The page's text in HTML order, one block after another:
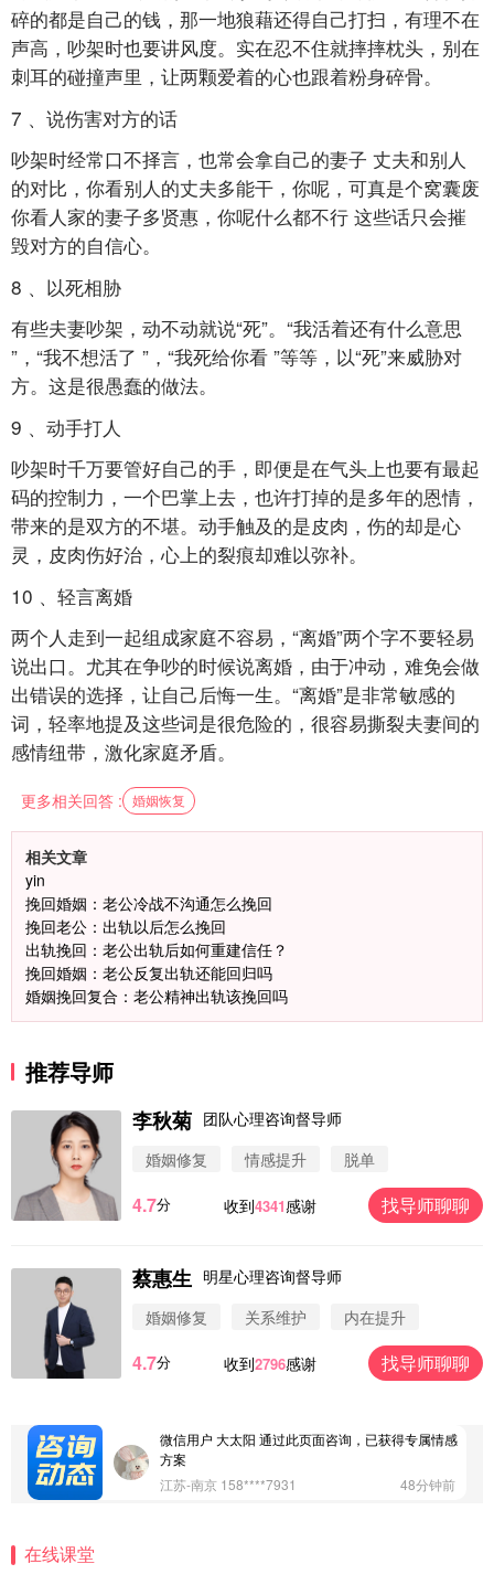
碎的都是自己的钱，那一地狼藉还得自己打扫，有理不在
声高，吵架时也要讲风度。实在忍不住就摔摔枕头，别在
刺耳的碰撞声里，让两颗爱着的心也跟着粉身碎骨。
7 、说伤害对方的话
吵架时经常口不择言，也常会拿自己的妻子 丈夫和别人
的对比，你看别人的丈夫多能干，你呢，可真是个窝囊废
你看人家的妻子多贤惠，你呢什么都不行 这些话只会摧
毁对方的自信心。
8 、以死相胁
有些夫妻吵架，动不动就说“死”。“我活着还有什么意思
”，“我不想活了 ”，“我死给你看 ”等等，以“死”来威胁对
方。这是很愚蠢的做法。
9 、动手打人
吵架时千万要管好自己的手，即便是在气头上也要有最起
码的控制力，一个巴掌上去，也许打掉的是多年的恩情，
带来的是双方的不堪。动手触及的是皮肉，伤的却是心
灵，皮肉伤好治，心上的裂痕却难以弥补。
10 、轻言离婚
两个人走到一起组成家庭不容易，“离婚”两个字不要轻易
说出口。尤其在争吵的时候说离婚，由于冲动，难免会做
出错误的选择，让自己后悔一生。“离婚”是非常敏感的
词，轻率地提及这些词是很危险的，很容易撕裂夫妻间的
感情纽带，激化家庭矛盾。
更多相关回答 : 婚姻恢复
相关文章
yin
挽回婚姻：老公冷战不沟通怎么挽回
挽回老公：出轨以后怎么挽回
出轨挽回：老公出轨后如何重建信任？
挽回婚姻：老公反复出轨还能回归吗
婚姻挽回复合：老公精神出轨该挽回吗
推荐导师
李秋菊 团队心理咨询督导师
婚姻修复
情感提升 脱单
4.7分 收到4341感谢 找导师聊聊
蔡惠生 明星心理咨询督导师
婚姻修复
关系维护 内在提升
4.7分 收到2796感谢 找导师聊聊
微信用户 圆圈 通过此页面咨询，已获得专属情感方
案
微信用户 Vnno 通过此页面咨询，已获得专属情感方
微信用户 大太阳 通过此页面咨询，已获得专属情感
方案
江苏-南京 158****7931
48分钟前
在线课堂